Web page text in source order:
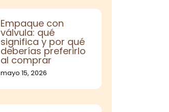
Empaque con
válvula: qué
significa y por qué
deberías preferirlo
al comprar
mayo 15, 2026